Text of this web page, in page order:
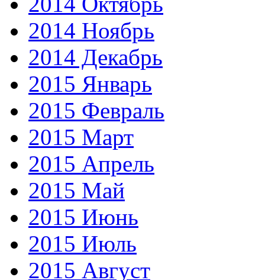
2014 Ноябрь
2014 Декабрь
2015 Январь
2015 Февраль
2015 Март
2015 Апрель
2015 Май
2015 Июнь
2015 Июль
2015 Август